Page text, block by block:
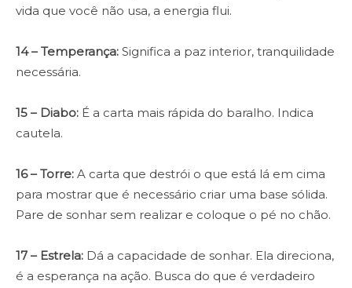
vida que você não usa, a energia flui.
14 – Temperança: Significa a paz interior, tranquilidade
necessária.
15 – Diabo: É a carta mais rápida do baralho. Indica
cautela.
16 – Torre: A carta que destrói o que está lá em cima
para mostrar que é necessário criar uma base sólida.
Pare de sonhar sem realizar e coloque o pé no chão.
17 – Estrela: Dá a capacidade de sonhar. Ela direciona,
é a esperança na ação. Busca do que é verdadeiro